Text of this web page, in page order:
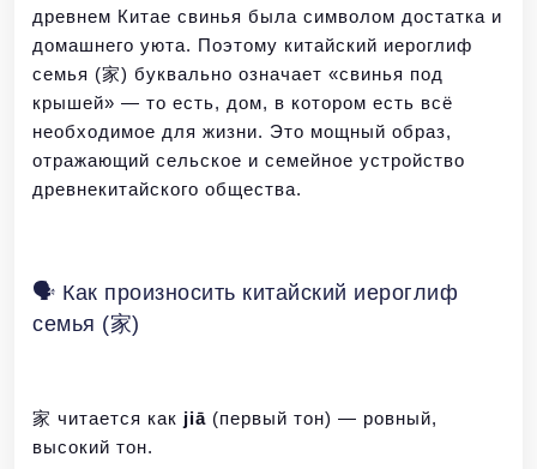
древнем Китае свинья была символом достатка и
домашнего уюта. Поэтому китайский иероглиф
семья (家) буквально означает «свинья под
крышей» — то есть, дом, в котором есть всё
необходимое для жизни. Это мощный образ,
отражающий сельское и семейное устройство
древнекитайского общества.
🗣️ Как произносить китайский иероглиф
семья (家)
家 читается как jiā (первый тон) — ровный,
высокий тон.